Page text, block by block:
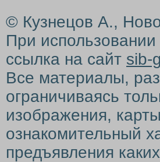
© Кузнецов А.,
При
ссылка на сайт sib-
Все материалы,
ограничиваясь
изображения,
ознакомительный
предъявления